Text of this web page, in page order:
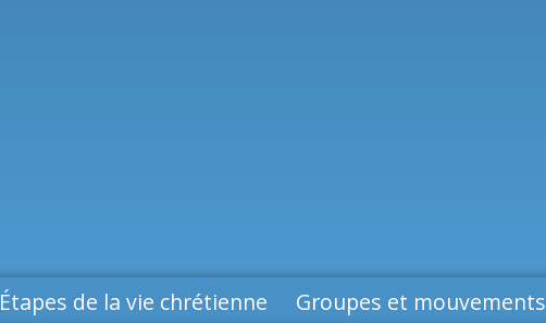
Étapes de la vie chrétienne Groupes et mouvements